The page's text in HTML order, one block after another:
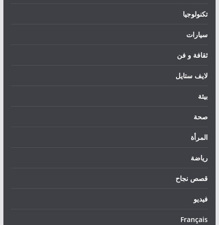
تكنولوجيا
سيارات
ثقافة و فن
لايف ستايل
بيئة
صحة
المرأة
رياضة
قصص نجاح
فيديو
Français